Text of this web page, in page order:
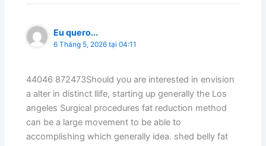
Eu quero...
6 Tháng 5, 2026 tại 04:11
44046 872473Should you are interested in envision
a alter in distinct llife, starting up generally the Los
angeles Surgical procedures fat reduction method
can be a large movement to be able to
accomplishing which generally idea. shed belly fat